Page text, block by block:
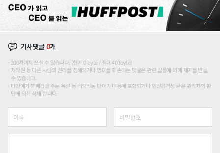
기사댓글0개
200자까지 쓰실 수 있습니다. (현재 0 byte / 최대 400byte)
저작권 등 다른 사람의 권리를 침해하거나 명예를 훼손하는 댓글은 관련 법률에 의해 제재를 받을
수 있습니다.
타인에게 불쾌감을 주는 욕설 등 비하하는 단어가 내용에 포함되거나 인신공격성 글은 관리자의 판
단에 의해 삭제 합니다.